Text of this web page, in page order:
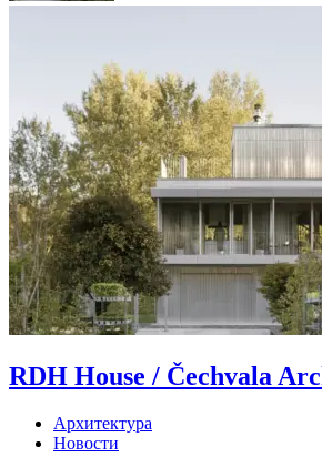
RDH House / Čechvala
Архитектура
Новости